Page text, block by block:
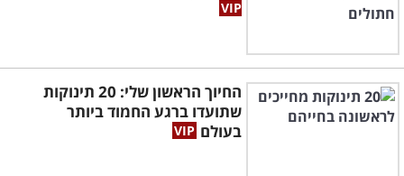
החיוך הראשון שלי: 20 תינוקות
שתועדו ברגע החמוד ביותר
בעולם